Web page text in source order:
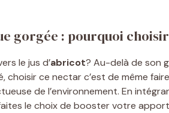
gorgée : pourquoi
le jus d’abricot? Au-delà de son
choisir ce nectar c’est de même
de l’environnement. En
le choix de booster votre